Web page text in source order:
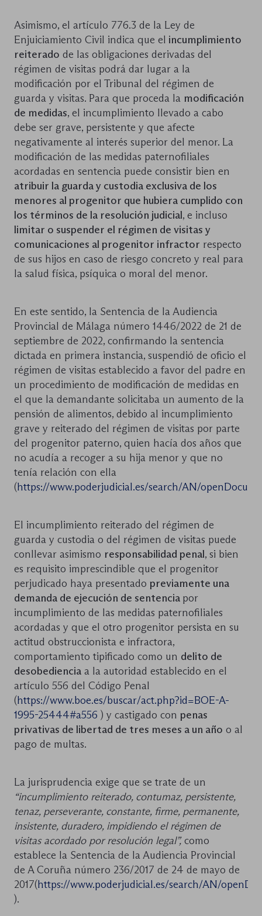
Asimismo, el artículo 776.3 de la Ley de
Enjuiciamiento Civil indica que el incumplimiento
reiterado de las obligaciones derivadas del
régimen de visitas podrá dar lugar a la
modificación por el Tribunal del régimen de
guarda y visitas. Para que proceda la modificación
de medidas, el incumplimiento llevado a cabo
debe ser grave, persistente y que afecte
negativamente al interés superior del menor. La
modificación de las medidas paternofiliales
acordadas en sentencia puede consistir bien en
atribuir la guarda y custodia exclusiva de los
menores al progenitor que hubiera cumplido con
los términos de la resolución judicial, e incluso
limitar o suspender el régimen de visitas y
comunicaciones al progenitor infractor respecto
de sus hijos en caso de riesgo concreto y real para
la salud física, psíquica o moral del menor.
En este sentido, la Sentencia de la Audiencia
Provincial de Málaga número 1446/2022 de 21 de
septiembre de 2022, confirmando la sentencia
dictada en primera instancia, suspendió de oficio el
régimen de visitas establecido a favor del padre en
un procedimiento de modificación de medidas en
el que la demandante solicitaba un aumento de la
pensión de alimentos, debido al incumplimiento
grave y reiterado del régimen de visitas por parte
del progenitor paterno, quien hacía dos años que
no acudía a recoger a su hija menor y que no
tenía relación con ella
(https://www.poderjudicial.es/search/AN/
El incumplimiento reiterado del régimen de
guarda y custodia o del régimen de visitas puede
conllevar asimismo responsabilidad penal, si bien
es requisito imprescindible que el progenitor
perjudicado haya presentado previamente una
demanda de ejecución de sentencia por
incumplimiento de las medidas paternofiliales
acordadas y que el otro progenitor persista en su
actitud obstruccionista e infractora,
comportamiento tipificado como un delito de
desobediencia a la autoridad establecido en el
artículo 556 del Código Penal
(https://www.boe.es/buscar/act.php?id=BOE-A-
1995-25444#a556 ) y castigado con penas
privativas de libertad de tres meses a un año o al
pago de multas.
La jurisprudencia exige que se trate de un
“incumplimiento reiterado, contumaz, persistente,
tenaz, perseverante, constante, firme, permanente,
insistente, duradero, impidiendo el régimen de
visitas acordado por resolución legal”,como
establece la Sentencia de la Audiencia Provincial
de A Coruña número 236/2017 de 24 de mayo de
2017(https://www.poderjudicial.es/search/AN/
).